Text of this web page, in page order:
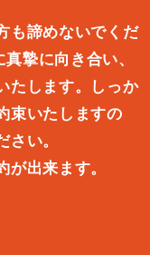
も諦めないでくだ
摯に向き合い、
たします。しっか
束いたしますの
い。
出来ます。